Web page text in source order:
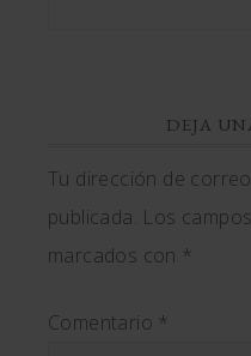
DEJA
Tu dirección de
publicada. Los
marcados con *
Comentario *